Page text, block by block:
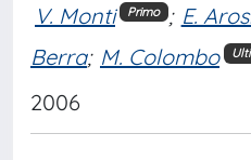
V. Monti Primo ; E.
Berra; M. Colombo
2006